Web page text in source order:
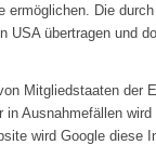
ermöglichen. Die
übertragen und
Mitgliedstaaten der
in Ausnahmefällen
wird Google diese